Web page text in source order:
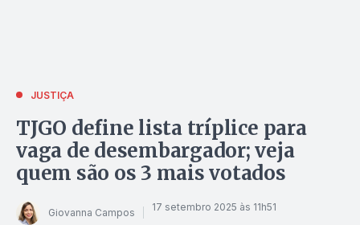
JUSTIÇA
TJGO define lista tríplice para
vaga de desembargador; veja
quem são os 3 mais votados
Giovanna Campos 17 setembro 2025 às 11h51